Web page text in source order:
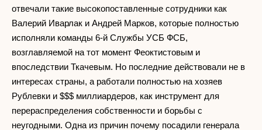
отвечали такие высокопоставленные сотрудники как
Валерий Иварлак и Андрей Марков, которые полностью
исполняли команды 6-й Службы УСБ ФСБ,
возглавляемой на тот момент Феоктистовым и
впоследствии Ткачевым. Но последние действовали не в
интересах страны, а работали полностью на хозяев
Рублевки и $$$ миллиардеров, как инструмент для
перераспределения собственности и борьбы с
неугодными. Одна из причин почему посадили генерала